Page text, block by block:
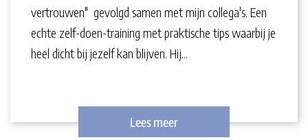
vertrouwen" gevolgd samen met mijn collega's. Een
echte zelf-doen-training met praktische tips waarbij je
heel dicht bij jezelf kan blijven. Hij...
Lees meer